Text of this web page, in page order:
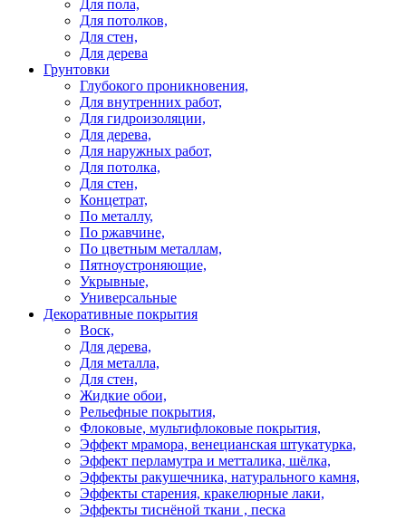
Для пола,
Для потолков,
Для стен,
Для дерева
Грунтовки
Глубокого проникновения,
Для внутренних работ,
Для гидроизоляции,
Для дерева,
Для наружных работ,
Для потолка,
Для стен,
Концетрат,
По металлу,
По ржавчине,
По цветным металлам,
Пятноустроняющие,
Укрывные,
Универсальные
Декоративные покрытия
Воск,
Для дерева,
Для металла,
Для стен,
Жидкие обои,
Рельефные покрытия,
Флоковые, мультифлоковые покрытия,
Эффект мрамора, венецианская штукатурка,
Эффект перламутра и метталика, шёлка,
Эффекты ракушечника, натурального камня,
Эффекты старения, кракелюрные лаки,
Эффекты тиснёной ткани , песка